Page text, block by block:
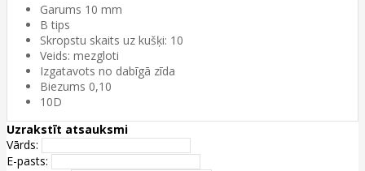
Garums 10 mm
B tips
Skropstu skaits uz kušķi: 10
Veids: mezgloti
Izgatavots no dabīgā zīda
Biezums 0,10
10D
Uzrakstīt atsauksmi
Vārds:
E-pasts: